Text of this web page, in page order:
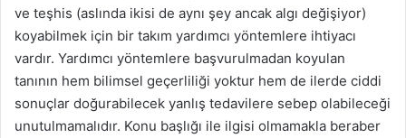
ve teşhis (aslında ikisi de aynı şey ancak algı değişiyor)
koyabilmek için bir takım yardımcı yöntemlere ihtiyacı
vardır. Yardımcı yöntemlere başvurulmadan koyulan
tanının hem bilimsel geçerliliği yoktur hem de ilerde ciddi
sonuçlar doğurabilecek yanlış tedavilere sebep olabileceği
unutulmamalıdır. Konu başlığı ile ilgisi olmamakla beraber